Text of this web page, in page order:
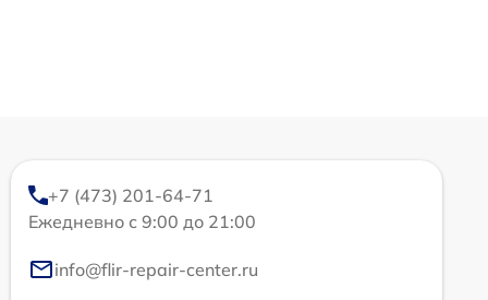
+7 (473) 201-64-71
Ежедневно с 9:00 до 21:00
info@flir-repair-center.ru